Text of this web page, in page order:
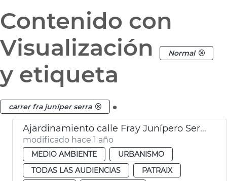
Contenido con
Visualización
Normal
y etiqueta
carrer fra juníper serra .
Ajardinamiento calle Fray Junípero Serra Patraix
modificado hace 1 año
MEDIO AMBIENTE
URBANISMO
TODAS LAS AUDIENCIAS
PATRAIX